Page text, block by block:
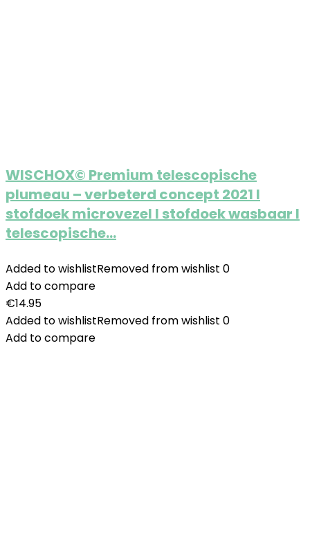
WISCHOX© Premium telescopische
plumeau – verbeterd concept 2021 I
stofdoek microvezel I stofdoek wasbaar I
telescopische…
Added to wishlistRemoved from wishlist 0
Add to compare
€14.95
Added to wishlistRemoved from wishlist 0
Add to compare